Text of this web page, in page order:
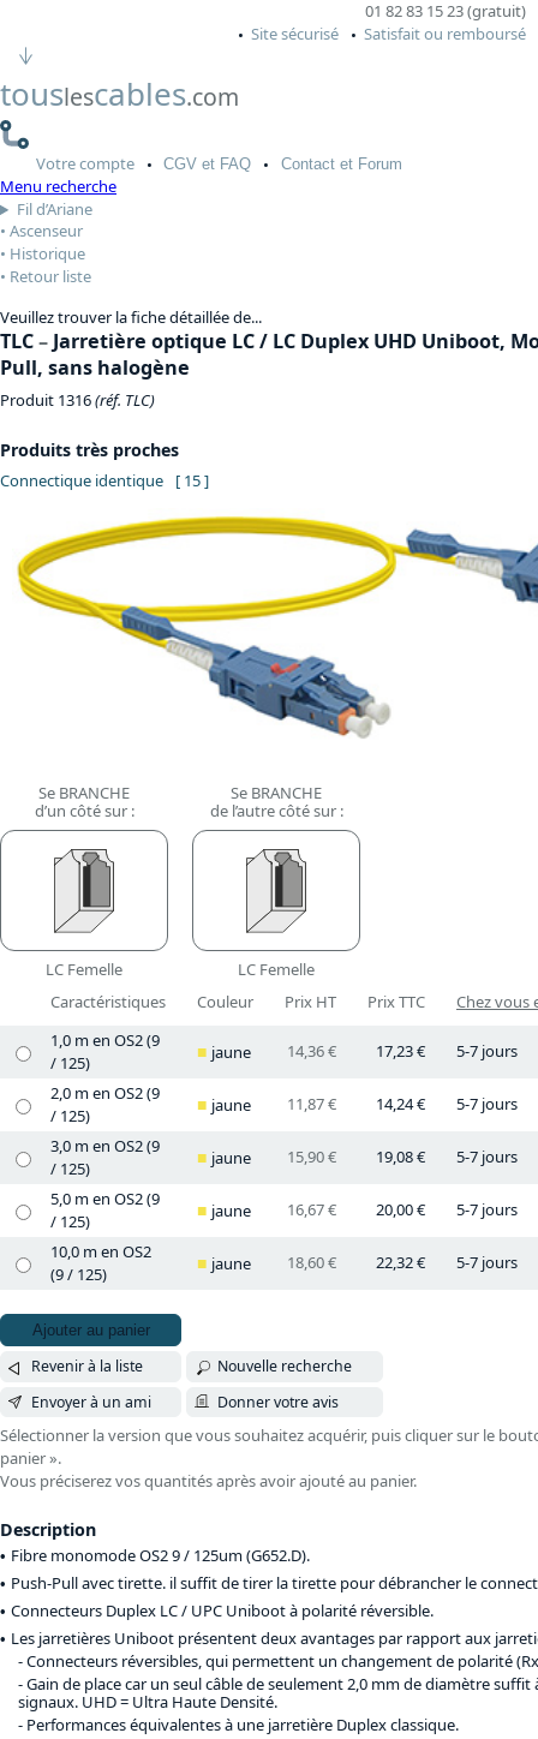
01 82 83 15 23 (gratuit)
Site sécurisé
Satisfait ou remboursé
touslescables.com
Votrecompte CGV et FAQ Contactet Forum
Menu recherche
Fil d’Ariane
Ascenseur
Historique
Retour liste
Veuillez trouver la fiche détaillée de...
TLC– Jarretière optique LC / LC Duplex UHD Uniboot,
Pull, sans halogène
Produit 1316(réf. TLC)
Produits très proches
Connectique identique [ 15 ]
Se BRANCHE
d’un côté sur :
LC Femelle
Se BRANCHE
de l’autre côté sur :
LC Femelle
Caractéristiques
Couleur Prix HT Prix TTC
Chez vous
1,0 m en OS2 (9
/ 125)
jaune 14,36 € 17,23 €
5-7 jours
2,0 m en OS2 (9
/ 125)
jaune 11,87 € 14,24 €
5-7 jours
3,0 m en OS2 (9
/ 125)
jaune 15,90 € 19,08 €
5-7 jours
5,0 m en OS2 (9
/ 125)
jaune 16,67 € 20,00 €
5-7 jours
10,0 m en OS2
(9 / 125)
jaune 18,60 € 22,32 € 5-7 jours
Ajouter au panier
Revenir à la liste
Nouvelle recherche
Envoyer à un ami
Donner votre avis
Sélectionner la version que vous souhaitez acquérir, puis cliquer sur le
panier ».
Vous préciserez vos quantités après avoir ajouté au panier.
Description
Fibre monomode OS2 9 / 125um (G652.D).
Push-Pull avec tirette. il suffit de tirer la tirette pour débrancher le
Connecteurs Duplex LC / UPC Uniboot à polarité réversible.
Les jarretières Uniboot présentent deux avantages par rapport aux
Connecteurs réversibles, qui permettent un changement de polarité
Gain de place car un seul câble de seulement 2,0 mm de diamètre suffit
signaux. UHD = Ultra Haute Densité.
Performances équivalentes à une jarretière Duplex classique.